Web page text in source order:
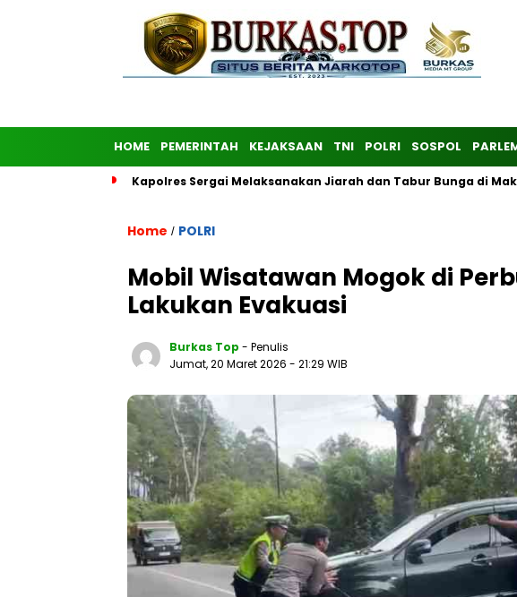
HOME PEMERINTAH KEJAKSAAN TNI POLRI SOSPOL
Kapolres Sergai Melaksanakan Jiarah dan Tabur Bunga di
Home / POLRI
Mobil Wisatawan Mogok di
Lakukan Evakuasi
Burkas Top - Penulis
Jumat, 20 Maret 2026 - 21:29 WIB